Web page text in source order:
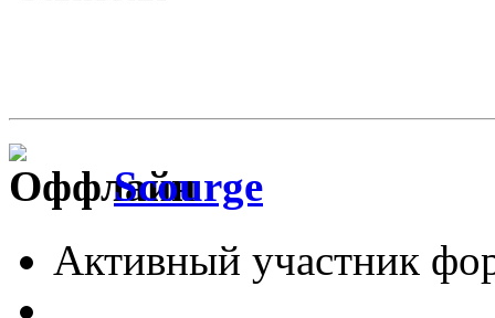
Scourge
Активный участник